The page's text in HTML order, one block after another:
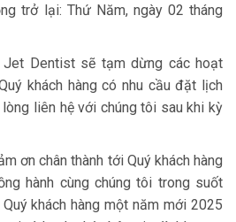
trở lại: Thứ Năm, ngày 02 tháng
Jet Dentist sẽ tạm dừng các hoạt
khách hàng có nhu cầu đặt lịch
liên hệ với chúng tôi sau khi kỳ
ơn chân thành tới Quý khách hàng
hành cùng chúng tôi trong suốt
khách hàng một năm mới 2025